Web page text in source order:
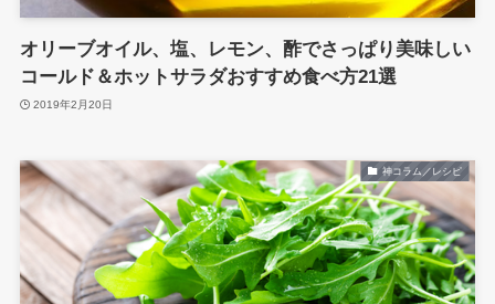
オリーブオイル、塩、レモン、酢でさっぱり美味しい
コールド＆ホットサラダおすすめ食べ方21選
2019年2月20日
神コラム／レシピ